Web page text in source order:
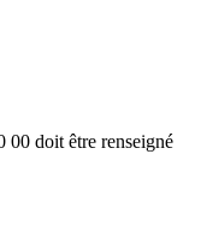
00 doit être renseigné